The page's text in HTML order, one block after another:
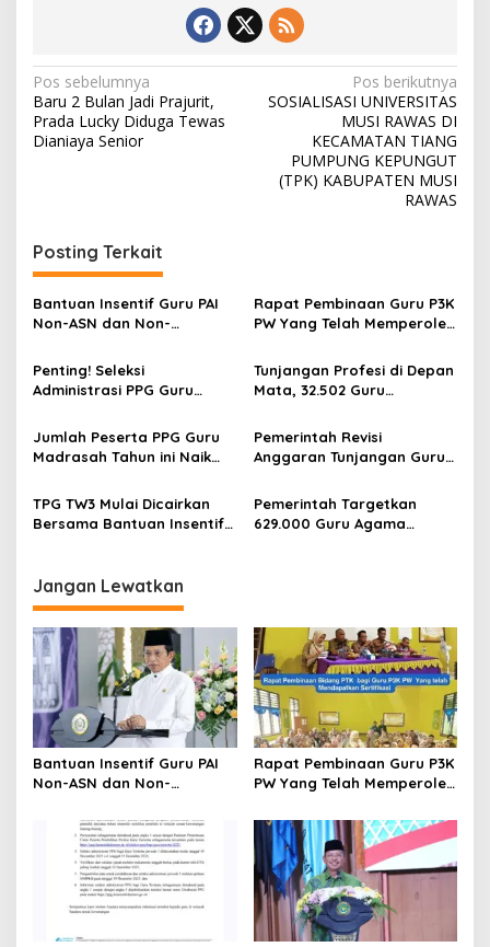
N
a
v
a
s
i
p
o
s
Pos sebelumnya
Baru 2 Bulan Jadi Prajurit,
Prada Lucky Diduga Tewas
Dianiaya Senior
Pos berikutnya
SOSIALISASI UNIVERSITAS
MUSI RAWAS DI
KECAMATAN TIANG
PUMPUNG KEPUNGUT
(TPK) KABUPATEN MUSI
RAWAS
Posting Terkait
Bantuan Insentif Guru PAI
Non-ASN dan Non-
Cair
Rapat Pembinaan Guru P3K
PW Yang Telah Memperoleh
Dilaksanakan Sebagai
Upaya Penguatan
Profesionalisme Guru
Penting! Seleksi
Administrasi PPG Guru
2025 Resmi Dibuka
Tunjangan Profesi di Depan
Mata, 32.502 Guru
PPG
Jumlah Peserta PPG Guru
Madrasah Tahun ini Naik
Pemerintah Revisi
Anggaran Tunjangan Guru-
Besarannya?
TPG TW3 Mulai Dicairkan
Bersama Bantuan Insentif
Pemerintah Targetkan
629.000 Guru Agama
Jangan Lewatkan
Bantuan Insentif Guru PAI
Non-ASN dan Non-
Rapat Pembinaan Guru P3K
PW Yang Telah Memperoleh
Dilaksanakan Sebagai
Upaya Penguatan
Profesionalisme Guru